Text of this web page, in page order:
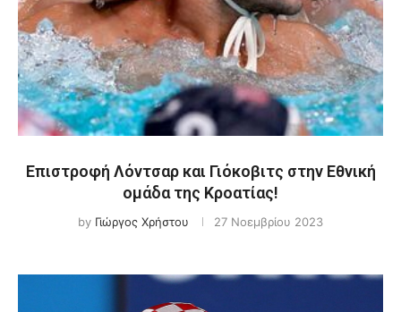
Επιστροφή Λόντσαρ και Γιόκοβιτς στην Εθνική
ομάδα της Κροατίας!
by Γιώργος Χρήστου 27 Νοεμβρίου 2023